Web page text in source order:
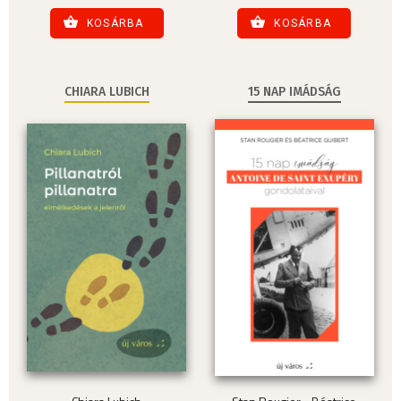
KOSÁRBA KOSÁRBA
CHIARA LUBICH 15 NAP IMÁDSÁG